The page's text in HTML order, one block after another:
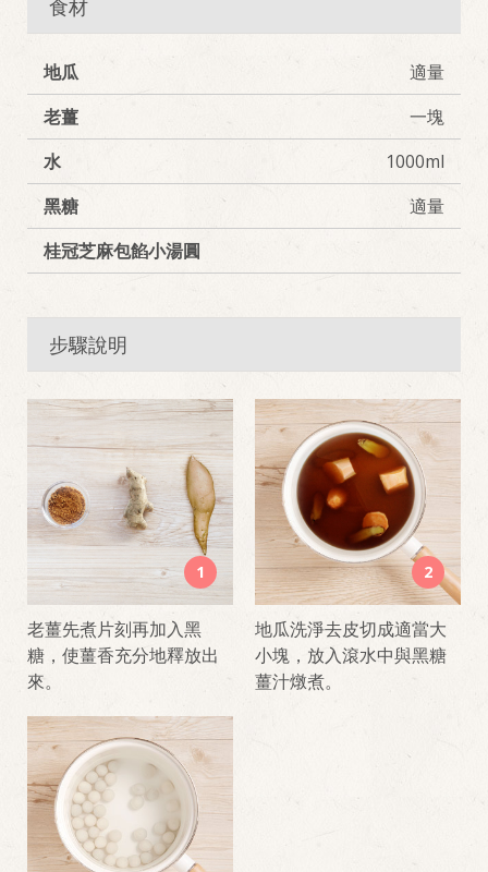
食材
地瓜
適量
老薑
一塊
水
1000ml
黑糖
適量
桂冠芝麻包餡小湯圓
步驟說明
1
老薑先煮片刻再加入黑
糖，使薑香充分地釋放出
來。
2
地瓜洗淨去皮切成適當大
小塊，放入滾水中與黑糖
薑汁燉煮。